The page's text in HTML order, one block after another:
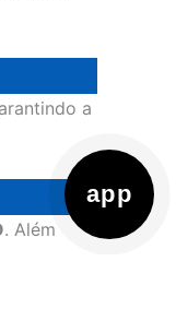
app
a
. Além